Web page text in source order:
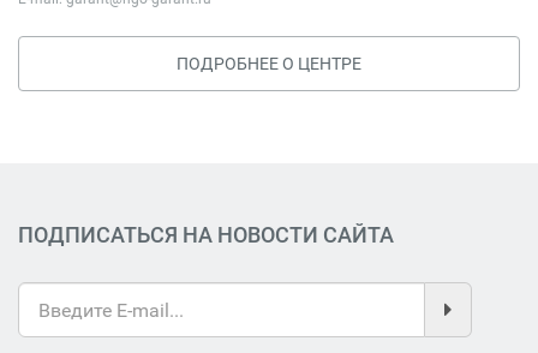
ПОДРОБНЕЕ О ЦЕНТРЕ
ПОДПИСАТЬСЯ НА НОВОСТИ САЙТА